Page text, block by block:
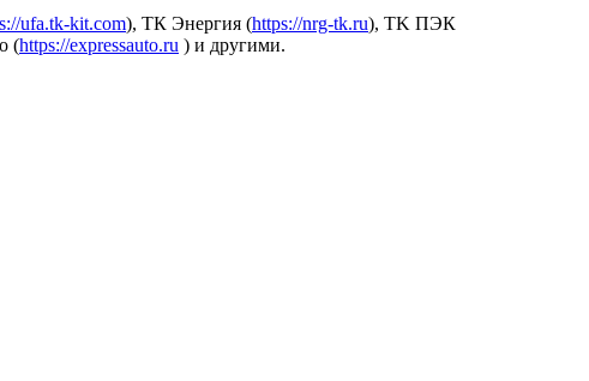
ufa.tk-kit.com), ТК Энергия (https://nrg-tk.ru), ТK ПЭК
(https://expressauto.ru ) и другими.